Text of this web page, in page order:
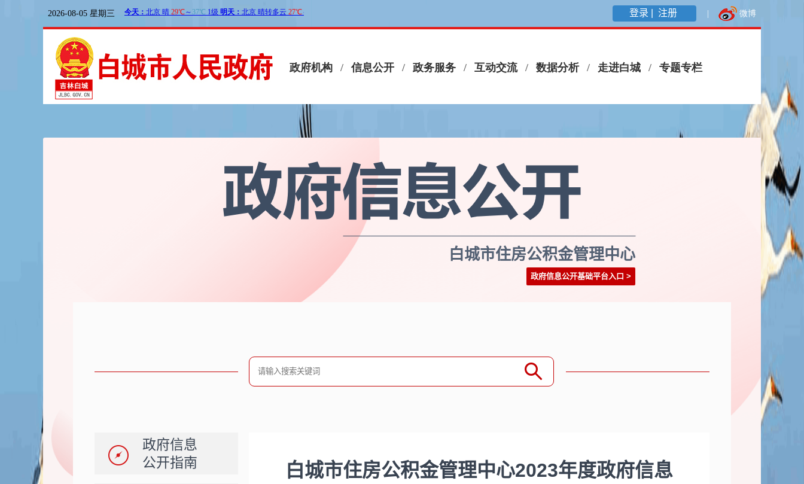
登录 | 注册
白城市住房公积金管理中心
政府信息公开基础平台入口 >
政府信息
公开指南
白城市住房公积金管理中心2023年度政府信息